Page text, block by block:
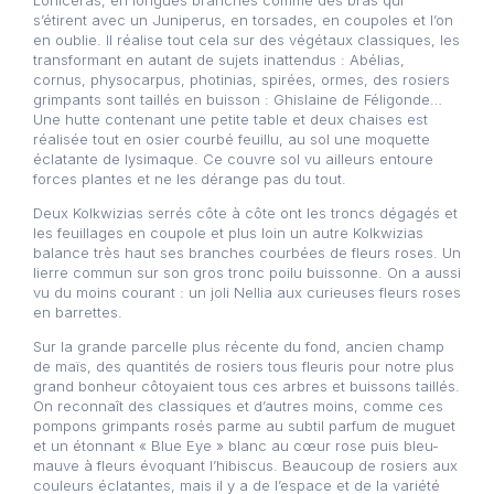
s’étirent avec un Juniperus, en torsades, en coupoles et l’on
en oublie. Il réalise tout cela sur des végétaux classiques, les
transformant en autant de sujets inattendus : Abélias,
cornus, physocarpus, photinias, spirées, ormes, des rosiers
grimpants sont taillés en buisson : Ghislaine de Féligonde…
Une hutte contenant une petite table et deux chaises est
réalisée tout en osier courbé feuillu, au sol une moquette
éclatante de lysimaque. Ce couvre sol vu ailleurs entoure
forces plantes et ne les dérange pas du tout.
Deux Kolkwizias serrés côte à côte ont les troncs dégagés et
les feuillages en coupole et plus loin un autre Kolkwizias
balance très haut ses branches courbées de fleurs roses. Un
lierre commun sur son gros tronc poilu buissonne. On a aussi
vu du moins courant : un joli Nellia aux curieuses fleurs roses
en barrettes.
Sur la grande parcelle plus récente du fond, ancien champ
de maïs, des quantités de rosiers tous fleuris pour notre plus
grand bonheur côtoyaient tous ces arbres et buissons taillés.
On reconnaît des classiques et d’autres moins, comme ces
pompons grimpants rosés parme au subtil parfum de muguet
et un étonnant « Blue Eye » blanc au cœur rose puis bleu-
mauve à fleurs évoquant l’hibiscus. Beaucoup de rosiers aux
couleurs éclatantes, mais il y a de l’espace et de la variété